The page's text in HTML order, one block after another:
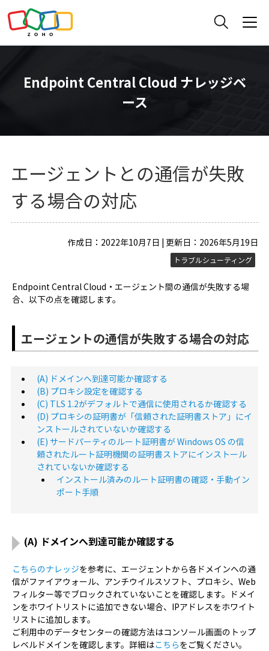
Endpoint Central Cloud ナレッジベ
ース
エージェントとの通信が失敗
する場合の対応
作成日：2022年10月7日 | 更新日：2026年5月19日
トラブルシューティング
Endpoint Central Cloud・エージェント間の通信が失敗する場
合、以下の点を確認します。
エージェントの通信が失敗する場合の対応
(A) ドメインへ到達可能か確認する
(B) プロキシ設定を確認する
(C) TLS 1.2がデフォルトで通信に使用されるか確認する
(D) プロキシの証明書が「信頼された証明書ストア」にイ
ンストールされていないか確認する
(E) サードパーティのルート証明書が Windows OS の信
頼されたルート証明機関の証明書ストアにインストール
されていないか確認する
インストール済みのルート証明書の確認・手動イン
ポート手順
(A) ドメインへ到達可能か確認する
こちらのナレッジを参考に、エージェントから各ドメインへの通
信がファイアウォール、アンチウイルスソフト、プロキシ、Web
フィルター等でブロックされていないことを確認します。ドメイ
ンをホワイトリストに追加できない場合、IPアドレスをホワイト
リストに追加します。
ご利用中のデータセンターの確認方法はコンソール画面のトップ
レベルドメインを確認します。詳細はこちらをご覧ください。